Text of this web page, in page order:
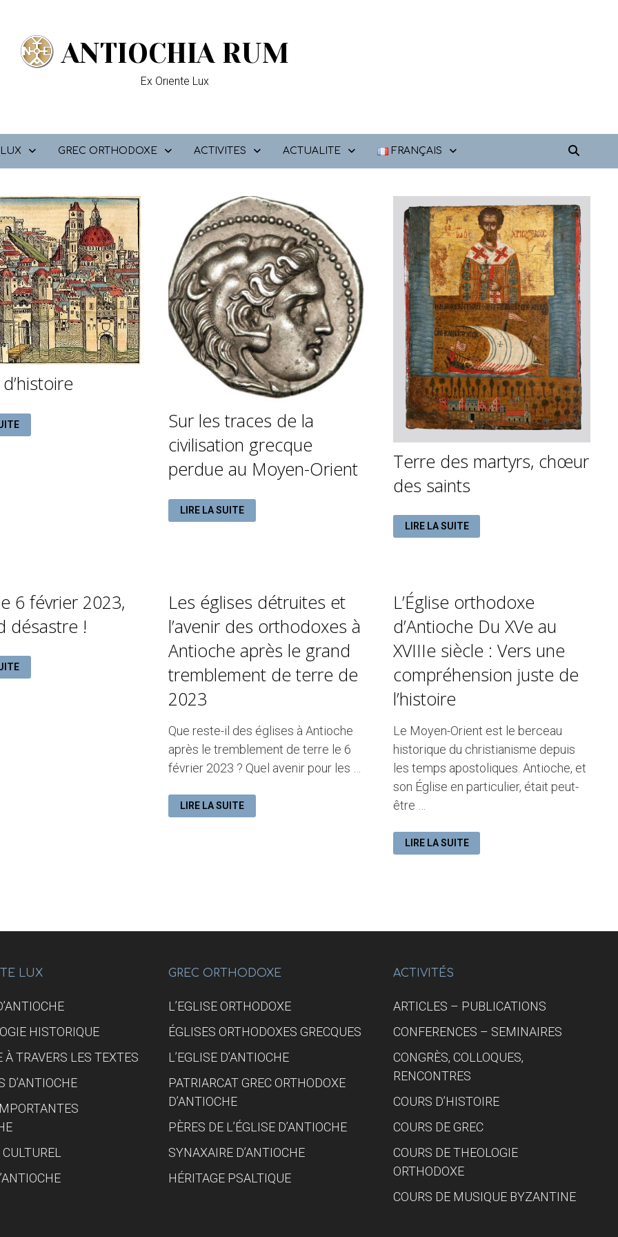
ANTIOCHIA RUM
Ex Orıente Lux
GREC ORTHODOXE ACTIVITES ACTUALITE FRANÇAIS
Sur les traces de la
civilisation grecque
perdue au Moyen-Orient
SUR
LES
TRACES
ORIENT
LIRE LA SUITE
Terre des martyrs, chœur
des saints
TERRE
DES
MARTYRS,
LIRE LA SUITE
6 février 2023,
désastre !
Les églises détruites et
l’avenir des orthodoxes à
Antioche après le grand
tremblement de terre de
2023
Que reste-il des églises à Antioche
après le tremblement de terre le 6
février 2023 ? Quel avenir pour les …
LES
ÉGLISES
DÉTRUITES
TERRE
LIRE LA SUITE
L’Église orthodoxe
d’Antioche Du XVe au
XVIIIe siècle : Vers une
compréhension juste de
l’histoire
Le Moyen-Orient est le berceau
historique du christianisme depuis
les temps apostoliques. Antioche, et
son Église en particulier, était peut-
être …
L’ÉGLISE
ORTHODOXE
D’ANTIOCHE
UNE
L’HISTOIRE
LIRE LA SUITE
LUX
HISTORIQUE
À TRAVERS LES TEXTES
D’ANTIOCHE
GREC ORTHODOXE
L’EGLISE ORTHODOXE
ÉGLISES ORTHODOXES GRECQUES
L’EGLISE D’ANTIOCHE
PATRIARCAT GREC ORTHODOXE
D’ANTIOCHE
PÈRES DE L’ÉGLISE D’ANTIOCHE
SYNAXAIRE D’ANTIOCHE
HÉRITAGE PSALTIQUE
ACTIVITÉS
ARTICLES – PUBLICATIONS
CONFERENCES – SEMINAIRES
CONGRÈS, COLLOQUES,
RENCONTRES
COURS D’HISTOIRE
COURS DE GREC
COURS DE THEOLOGIE
ORTHODOXE
COURS DE MUSIQUE BYZANTINE